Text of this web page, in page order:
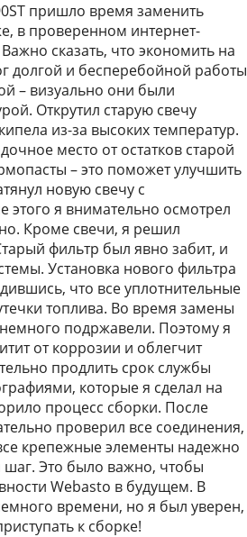
пришло время заменить
в проверенном интернет-
сказать, что экономить на
долгой и бесперебойной работы
– визуально они были
Открутил старую свечу
из-за высоких температур.
место от остатков старой
– это поможет улучшить
новую свечу с
я внимательно осмотрел
Кроме свечи, я решил
фильтр был явно забит, и
Установка нового фильтра
что все уплотнительные
топлива. Во время замены
подржавели. Поэтому я
от коррозии и облегчит
продлить срок службы
которые я сделал на
процесс сборки. После
проверил все соединения,
крепежные элементы надежно
шаг. Это было важно, чтобы
Webasto в будущем. В
времени, но я был уверен,
к сборке!